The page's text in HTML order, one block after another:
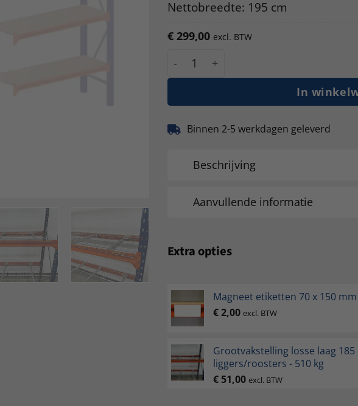
Nettobreedte: 195 cm
€ 299,00 excl. BTW
Grootvakstelling ZS 250 cm hoog -
In
Binnen 2-5 werkdagen geleverd
Beschrijving
Aanvullende informatie
Extra opties
Magneet etiketten 70 x 150 mm
€2,00 excl. BTW
Grootvakstelling losse laag
liggers/roosters - 510 kg
€ 51,00 excl. BTW